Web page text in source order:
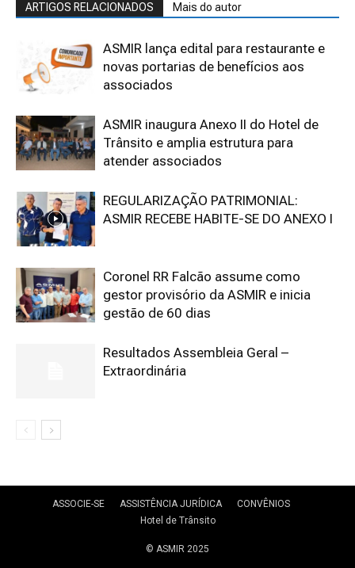
ARTIGOS RELACIONADOS Mais do autor
ASMIR lança edital para restaurante e
novas portarias de benefícios aos
associados
ASMIR inaugura Anexo II do Hotel de
Trânsito e amplia estrutura para
atender associados
REGULARIZAÇÃO PATRIMONIAL:
ASMIR RECEBE HABITE-SE DO ANEXO I
Coronel RR Falcão assume como
gestor provisório da ASMIR e inicia
gestão de 60 dias
Resultados Assembleia Geral –
Extraordinária
ASSOCIE-SE ASSISTÊNCIA JURÍDICA
CONVÊNIOS
Hotel de Trânsito
© ASMIR 2025